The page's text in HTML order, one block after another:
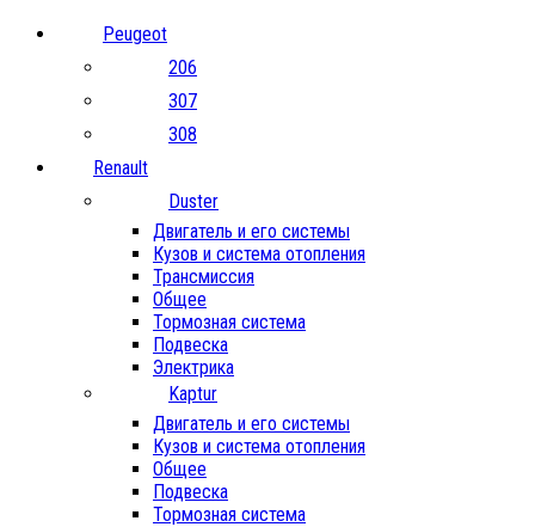
Peugeot
206
307
308
Renault
Duster
Двигатель и его системы
Кузов и система отопления
Трансмиссия
Общее
Тормозная система
Подвеска
Электрика
Kaptur
Двигатель и его системы
Кузов и система отопления
Общее
Подвеска
Тормозная система